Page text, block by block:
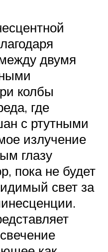
двумя
колбы
где
с ртутными
излучение
глазу
пока не будет
свет за